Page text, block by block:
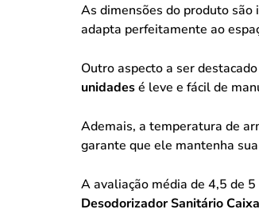
As dimensões do produto são
adapta perfeitamente ao
Outro aspecto a ser
unidadesé leve e fácil de
Ademais, a temperatura de
garante que ele mantenha
A avaliação média de 4,5 de
Desodorizador Sanitário